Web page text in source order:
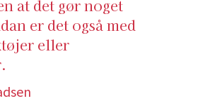
at det gør noget
er det også med
eller